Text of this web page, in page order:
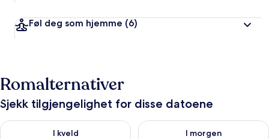
Føl deg som hjemme (6)
Romalternativer
Sjekk tilgjengelighet for disse datoene
I kveld
Sjekk tilgjengelighet for i kveld, aug. 7 - aug. 8
I morgen
Sjekk tilgjengelighet for i